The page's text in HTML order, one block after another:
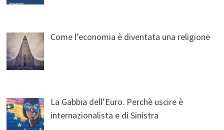
Come l’economia è diventata una religione
La Gabbia dell’Euro. Perchè uscire è
internazionalista e di Sinistra